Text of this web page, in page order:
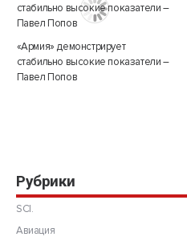
«Армия» демонстрирует
стабильно высокие показатели –
Павел Попов
Рубрики
SCI.
Авиация